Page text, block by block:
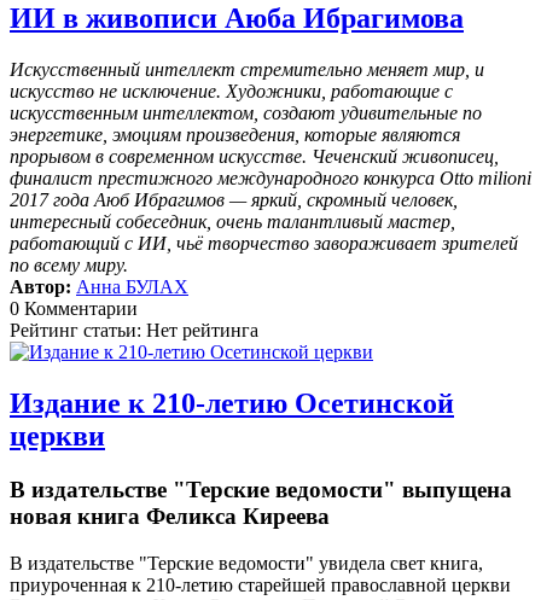
ИИ в живописи Аюба Ибрагимова
Искусственный интеллект стремительно меняет мир, и
искусство не исключение. Художники, работающие с
искусственным интеллектом, создают удивительные по
энергетике, эмоциям произведения, которые являются
прорывом в современном искусстве. Чеченский живописец,
финалист престижного международного конкурса Otto milioni
2017 года Аюб Ибрагимов — яркий, скромный человек,
интересный собеседник, очень талантливый мастер,
работающий с ИИ, чьё творчество завораживает зрителей
по всему миру.
Автор: Анна БУЛАХ
0 Комментарии
Рейтинг статьи: Нет рейтинга
Издание к 210-летию Осетинской
церкви
В издательстве "Терские ведомости" выпущена
новая книга Феликса Киреева
В издательстве "Терские ведомости" увидела свет книга,
приуроченная к 210-летию старейшей православной церкви